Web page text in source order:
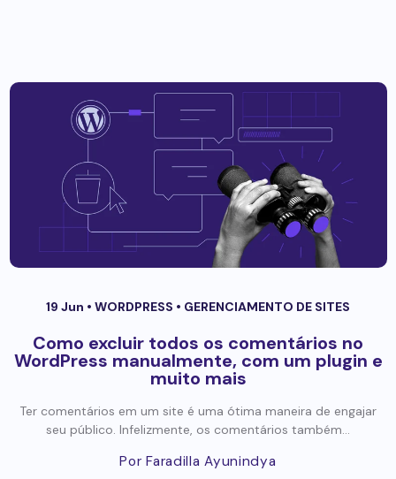
19 Jun • WORDPRESS • GERENCIAMENTO DE SITES
Como excluir todos os comentários no
WordPress manualmente, com um plugin e
muito mais
Ter comentários em um site é uma ótima maneira de engajar
seu público. Infelizmente, os comentários também...
Por Faradilla Ayunindya